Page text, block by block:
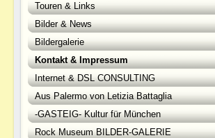
Touren & Links
Bilder & News
Bildergalerie
Kontakt & Impressum
Internet & DSL CONSULTING
Aus Palermo von Letizia Battaglia
-GASTEIG- Kultur für München
Rock Museum BILDER-GALERIE